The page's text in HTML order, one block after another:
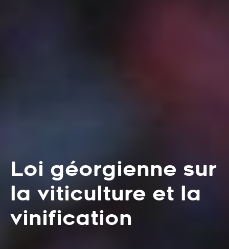
Loi géorgienne sur
la viticulture et la
vinification